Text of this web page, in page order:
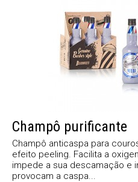
Champô purificante
Champô anticaspa para
efeito peeling. Facilita a
impede a sua descamação e
provocam a caspa...